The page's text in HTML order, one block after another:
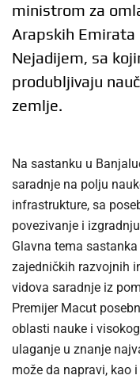
ministrom za
Arapskih Emirata
Nejadijem, sa
produbljivaju
zemlje.
Na sastanku u
saradnje na polju
infrastrukture, sa
povezivanje i
Glavna tema
zajedničkih razvojnih
vidova saradnje iz
Premijer Macut
oblasti nauke i
ulaganje u znanje
može da napravi, kao